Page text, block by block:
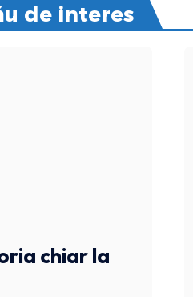
de interes
chiar la